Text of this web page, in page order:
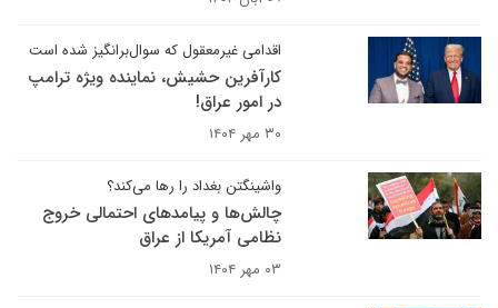
اقدامی غیرمعقول که سوال‌برانگیز شده است
کارآفرین حشیش، نماینده ویژه ترامپ
در امور عراق!
۳۰ مهر ۱۴۰۴
واشینگتن بغداد را رها می‌کند؟
چالش‌ها و پیامدهای احتمالی خروج
نظامی آمریکا از عراق
۰۳ مهر ۱۴۰۴